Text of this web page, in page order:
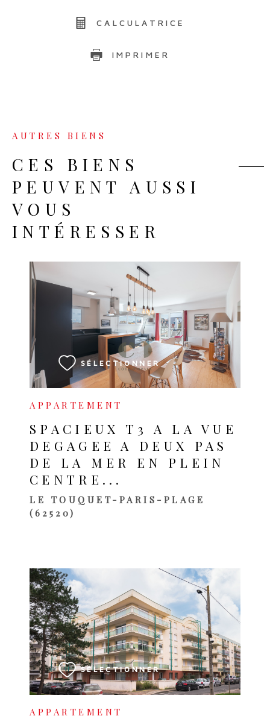
CALCULATRICE
IMPRIMER
AUTRES BIENS
CES BIENS
PEUVENT AUSSI
VOUS
INTÉRESSER
APPARTEMENT
SPACIEUX T3 A LA VUE
DEGAGEE A DEUX PAS
DE LA MER EN PLEIN
CENTRE...
LE TOUQUET-PARIS-PLAGE
(62520)
SÉLECTIONNER
VOIR LE BIEN
APPARTEMENT
SÉLECTIONNER
VOIR LE BIEN